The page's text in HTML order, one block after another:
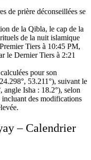
de prière déconseillées se
de la Qibla, le cap de la
de la nuit islamique
Tiers à 10:45 PM,
le Dernier Tiers à 2:21
pour son
53.211°), suivant le
angle Isha : 18.2°), selon
incluant des modifications
– Calendrier